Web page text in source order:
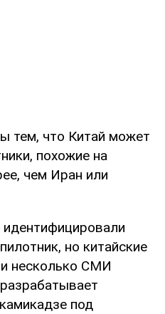
тем, что Китай может
похожие на
чем Иран или
но китайские
несколько СМИ
под